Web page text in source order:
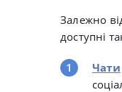
Залежно
доступні
Чати